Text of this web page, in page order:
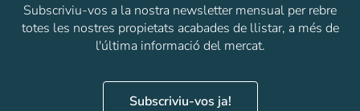
Subscriviu-vos a la nostra newsletter mensual per rebre
totes les nostres propietats acabades de llistar, a més de
l'última informació del mercat.
Subscriviu-vos ja!